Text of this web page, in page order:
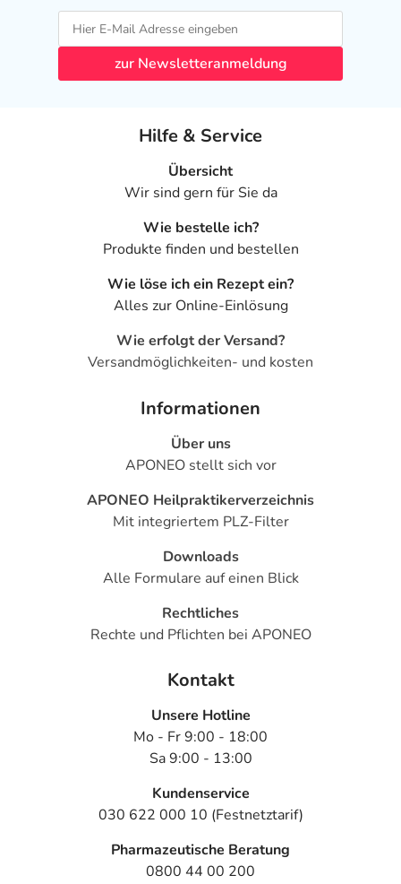
zur Newsletteranmeldung
Hilfe & Service
Übersicht
Wir sind gern für Sie da
Wie bestelle ich?
Produkte finden und bestellen
Wie löse ich ein Rezept ein?
Alles zur Online-Einlösung
Wie erfolgt der Versand?
Versandmöglichkeiten- und kosten
Informationen
Über uns
APONEO stellt sich vor
APONEO Heilpraktikerverzeichnis
Mit integriertem PLZ-Filter
Downloads
Alle Formulare auf einen Blick
Rechtliches
Rechte und Pflichten bei APONEO
Kontakt
Unsere Hotline
Mo - Fr 9:00 - 18:00
Sa 9:00 - 13:00
Kundenservice
030 622 000 10 (Festnetztarif)
Pharmazeutische Beratung
0800 44 00 200